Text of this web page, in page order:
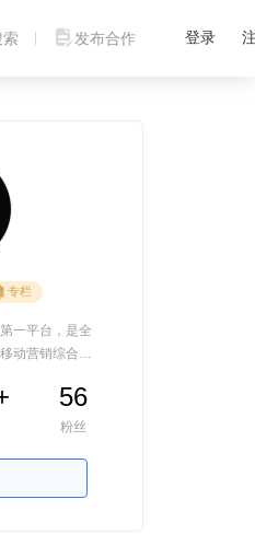
发布合作 登录
专栏
一平台，是全
动营销综合平
56
粉丝